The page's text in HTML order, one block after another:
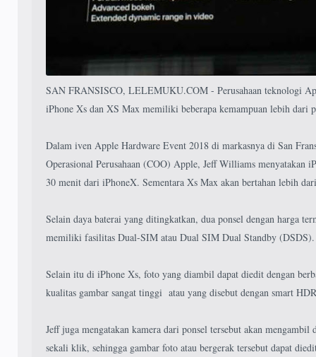
SAN FRANSISCO, LELEMUKU.COM - Perusahaan teknologi
iPhone Xs dan XS Max memiliki beberapa kemampuan lebih dari
Dalam iven Apple Hardware Event 2018 di markasnya di San
Operasional Perusahaan (COO) Apple, Jeff Williams menyatakan
30 menit dari iPhoneX. Sementara Xs Max akan bertahan lebih
Selain daya baterai yang ditingkatkan, dua ponsel dengan harga
memiliki fasilitas Dual-SIM atau Dual SIM Dual Standby (DSDS).
Selain itu di iPhone Xs, foto yang diambil dapat diedit dengan
kualitas gambar sangat tinggi atau yang disebut dengan smart
Jeff juga mengatakan kamera dari ponsel tersebut akan
sekali klik, sehingga gambar foto atau bergerak tersebut dapat